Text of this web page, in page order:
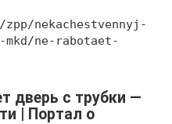
nekachestvennyj-
ne-rabotaet-
дверь с трубки —
| Портал о